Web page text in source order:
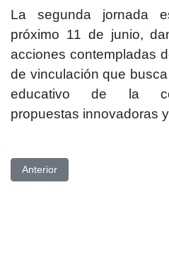
La segunda jornada
próximo 11 de junio,
acciones contempladas
de vinculación que
educativo de la
propuestas innovadoras
Artículo anterior:
Anterior